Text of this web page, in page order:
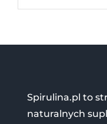
Spirulina.pl to
naturalnych